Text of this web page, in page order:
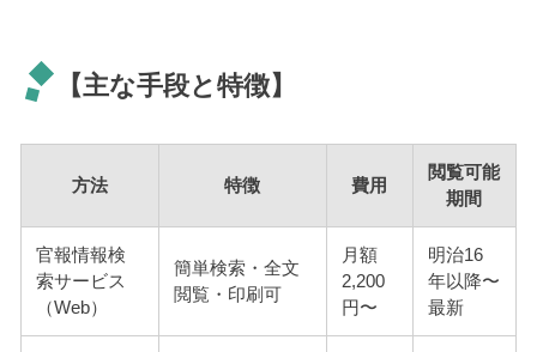
【主な手段と特徴】
方法 特徴 費用
閲覧可能
期間
官報情報検
索サービス
（Web）
簡単検索・全文
閲覧・印刷可
月額
2,200
円〜
明治16
年以降〜
最新